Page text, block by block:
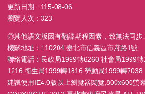
更新日期
115-08-06
瀏覽人次
323
◎其他語文版因有翻譯期程因素，致無法同步
機關地址：110204 臺北市信義區市府路1號
聯絡電話：民政局1999轉6260 社會局1999
1216 衛生局1999轉1816 勞動局1999轉7038
建議使用IE4.0版以上瀏覽器閱覽,800x600